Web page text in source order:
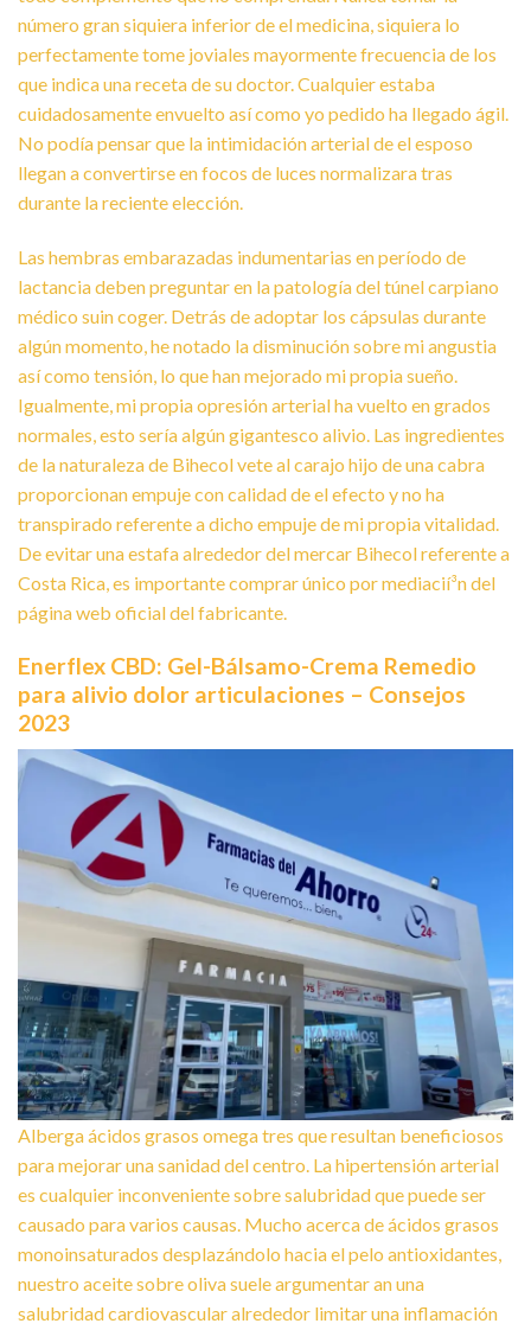
número gran siquiera inferior de el medicina, siquiera lo
perfectamente tome joviales mayormente frecuencia de los
que indica una receta de su doctor. Cualquier estaba
cuidadosamente envuelto así­ como yo pedido ha llegado ágil.
No podía pensar que la intimidación arterial de el esposo
llegan a convertirse en focos de luces normalizara tras
durante la reciente elección.
Las hembras embarazadas indumentarias en período de
lactancia deben preguntar en la patologí­a del túnel carpiano
médico suin coger. Detrás de adoptar los cápsulas durante
algún momento, he notado la disminución sobre mi angustia
así­ como tensión, lo que han mejorado mi propia sueño.
Igualmente, mi propia opresión arterial ha vuelto en grados
normales, esto serí­a algún gigantesco alivio. Las ingredientes
de la naturaleza de Bihecol vete al carajo hijo de una cabra
proporcionan empuje con calidad de el efecto y no ha
transpirado referente a dicho empuje de mi propia vitalidad.
De evitar una estafa alrededor del mercar Bihecol referente a
Costa Rica, es importante comprar único por mediacií³n del
página web oficial del fabricante.
Enerflex CBD: Gel-Bálsamo-Crema Remedio
para alivio dolor articulaciones – Consejos
2023
Alberga ácidos grasos omega tres que resultan beneficiosos
para mejorar una sanidad del centro. La hipertensión arterial
es cualquier inconveniente sobre salubridad que puede ser
causado para varios causas. Mucho acerca de ácidos grasos
monoinsaturados desplazándolo hacia el pelo antioxidantes,
nuestro aceite sobre oliva suele argumentar an una
salubridad cardiovascular alrededor limitar una inflamación